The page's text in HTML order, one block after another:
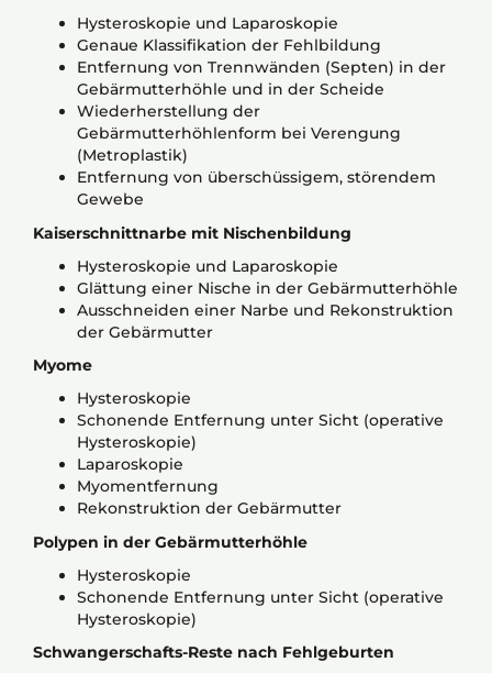
Hysteroskopie und Laparoskopie
Genaue Klassifikation der Fehlbildung
Entfernung von Trennwänden (Septen) in der
Gebärmutterhöhle und in der Scheide
Wiederherstellung der
Gebärmutterhöhlenform bei Verengung
(Metroplastik)
Entfernung von überschüssigem, störendem
Gewebe
Kaiserschnittnarbe mit Nischenbildung
Hysteroskopie und Laparoskopie
Glättung einer Nische in der Gebärmutterhöhle
Ausschneiden einer Narbe und Rekonstruktion
der Gebärmutter
Myome
Hysteroskopie
Schonende Entfernung unter Sicht (operative
Hysteroskopie)
Laparoskopie
Myomentfernung
Rekonstruktion der Gebärmutter
Polypen in der Gebärmutterhöhle
Hysteroskopie
Schonende Entfernung unter Sicht (operative
Hysteroskopie)
Schwangerschafts-Reste nach Fehlgeburten